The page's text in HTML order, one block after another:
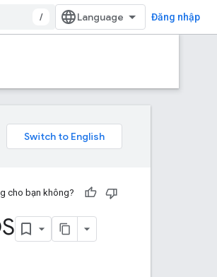
/ Đăng nhập
cho bạn không?